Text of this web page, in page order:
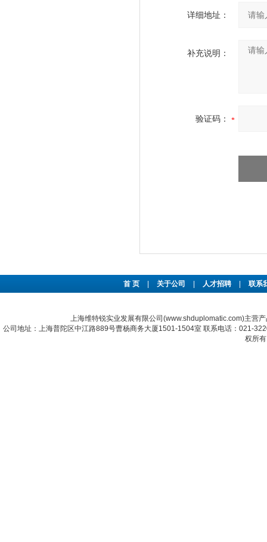
详细地址：
补充说明：
验证码：
首 页 关于公司 人才招聘 联系
上海维特锐实业发展有限公司(www.shduplomatic.com)主营
公司地址：上海普陀区中江路889号曹杨商务大厦1501-1504室 联系电话：021-
权所